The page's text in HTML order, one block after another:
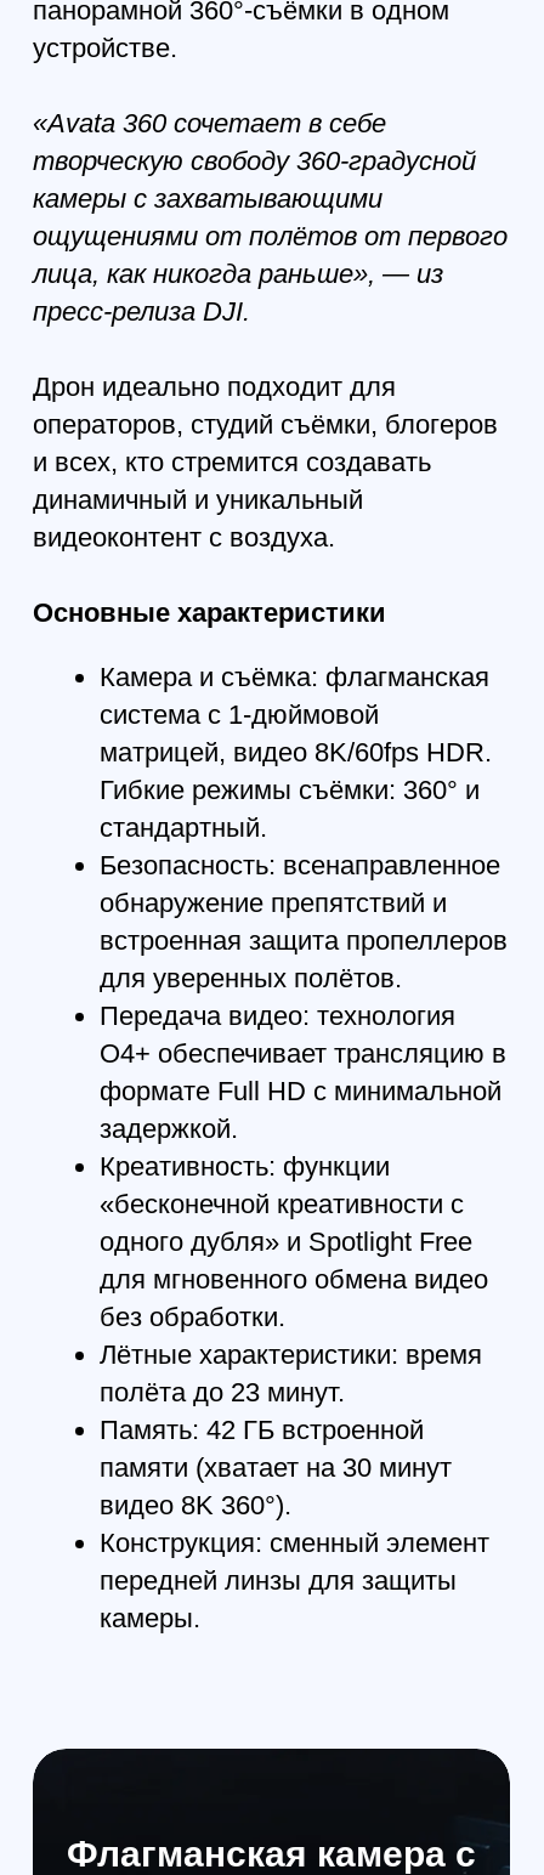
Флагманская камера с
1-дюймовым
сенсором
Сенсор с крупными пикселями
2,4 мкм и высоким
исключительную чёткость и
точную передачу светлых и
формате 8K/60fps HDR с
обзором 360° сохраняет
высокую детализацию,
качества.
Надёжная видеосвязь
и эффект полного
погружения
Система передачи видео DJI
O4+ гарантирует стабильный
сигнал на расстоянии до 20 км,
транслируя плавную картинку
в качестве 1080p/60fps с
высокой
помехоустойчивостью.
Максимальная
творческая свобода
Записывайте полный 360-
градусный обзор за один
полёт. При монтаже вы можете
свободно менять ракурсы,
создавая разнообразные
сцены из одного и того же